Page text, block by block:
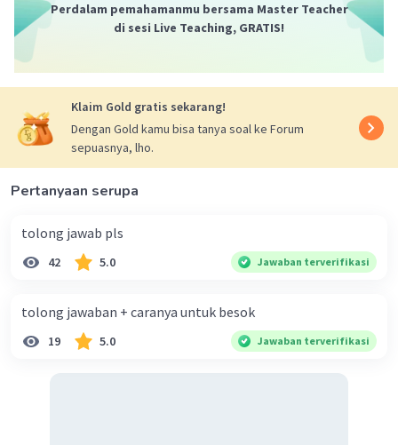
Perdalam pemahamanmu bersama Master Teacher
di sesi Live Teaching, GRATIS!
Klaim Gold gratis sekarang!
Dengan Gold kamu bisa tanya soal ke Forum
sepuasnya, lho.
Pertanyaan serupa
tolong jawab pls
42 5.0 Jawaban terverifikasi
tolong jawaban + caranya untuk besok
19 5.0 Jawaban terverifikasi